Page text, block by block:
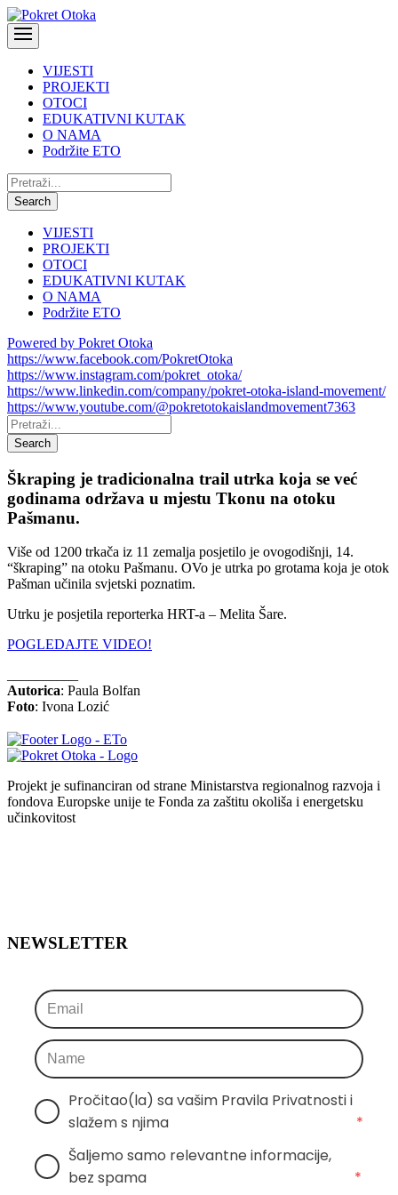
VIJESTI
PROJEKTI
OTOCI
EDUKATIVNI KUTAK
O NAMA
Podržite ETO
Pretraži:
Search
VIJESTI
PROJEKTI
OTOCI
EDUKATIVNI KUTAK
O NAMA
Podržite ETO
Powered by Pokret Otoka
https://www.facebook.com/PokretOtoka
https://www.instagram.com/pokret_otoka/
https://www.linkedin.com/company/pokret-otoka-island-movement/
https://www.youtube.com/@pokretotokaislandmovement7363
Pretraži:
Search
Škraping je tradicionalna trail utrka koja se već
godinama održava u mjestu Tkonu na otoku
Pašmanu.
Više od 1200 trkača iz 11 zemalja posjetilo je ovogodišnji, 14.
“škraping” na otoku Pašmanu. OVo je utrka po grotama koja je otok
Pašman učinila svjetski poznatim.
Utrku je posjetila reporterka HRT-a – Melita Šare.
POGLEDAJTE VIDEO!
Autorica: Paula Bolfan
Foto: Ivona Lozić
Projekt je sufinanciran od strane Ministarstva regionalnog razvoja i
fondova Europske unije te Fonda za zaštitu okoliša i energetsku
učinkovitost
NEWSLETTER
Pročitao(la) sa vašim Pravila Privatnosti i
slažem s njima
*
Šaljemo samo relevantne informacije,
bez spama
*